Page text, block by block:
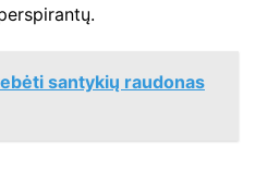
santykių raudonas